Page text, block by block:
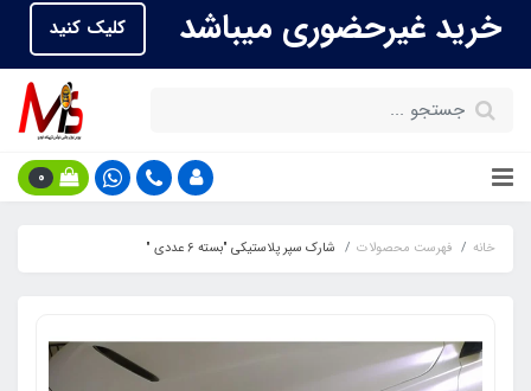
خرید غیرحضوری میباشد
کلیک کنید
0
خانه فهرست محصولات شارک سپر پلاستیکی "بسته 6 عددی "